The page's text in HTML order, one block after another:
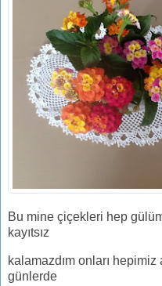
Bu mine çiçekleri hep
kayıtsız
kalamazdım onları hepimiz
günlerde